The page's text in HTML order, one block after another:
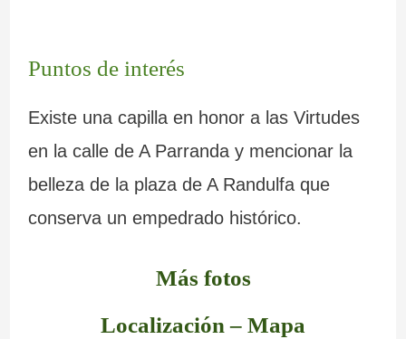
Puntos de interés
Existe una capilla en honor a las Virtudes
en la calle de A Parranda y mencionar la
belleza de la plaza de A Randulfa que
conserva un empedrado histórico.
Más fotos
Localización – Mapa